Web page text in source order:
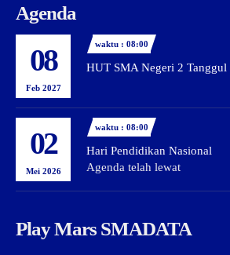
Agenda
08
Feb 2027
waktu : 08:00
HUT SMA Negeri 2 Tanggul
02
Mei 2026
waktu : 08:00
Hari Pendidikan Nasional
Agenda telah lewat
Play Mars SMADATA